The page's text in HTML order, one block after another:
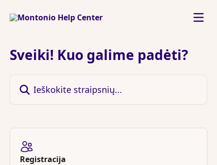
Sveiki! Kuo galime padėti?
Registracija